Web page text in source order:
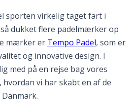
sporten virkelig taget fart i
dukket flere padelmærker op
mærker er Tempo Padel, som er
og innovative design. I
med på en rejse bag vores
vi har skabt en af de